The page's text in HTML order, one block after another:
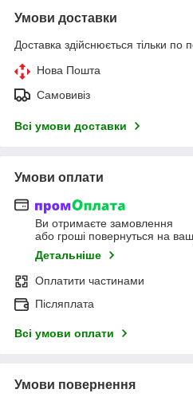
Умови доставки
Доставка здійснюється тільки по
Нова Пошта
Самовивіз
Всі умови доставки
Умови оплати
Ви отримаєте замовлення
або гроші повернуться на
Детальніше
Оплатити частинами
Післяплата
Всі умови оплати
Умови повернення